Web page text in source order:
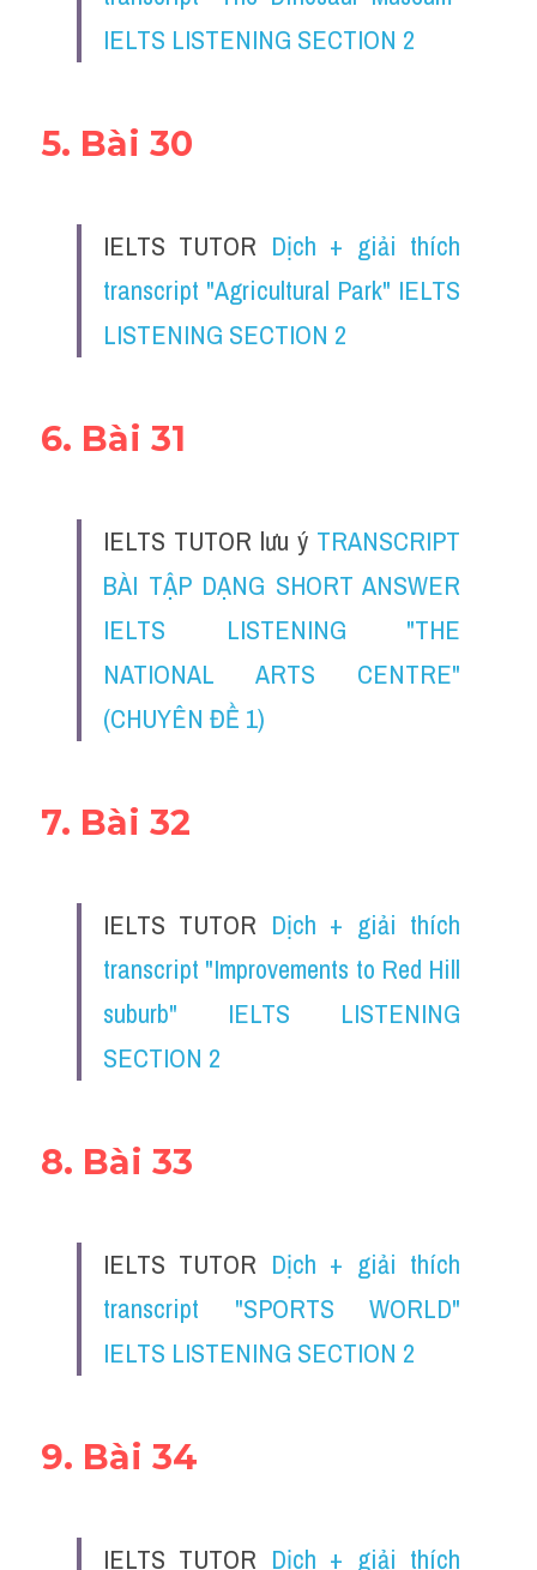
IELTS LISTENING SECTION 2
5. Bài 30
IELTS TUTOR Dịch + giải thích
transcript "Agricultural Park" IELTS
LISTENING SECTION 2
6. Bài 31
IELTS TUTOR lưu ý TRANSCRIPT
BÀI TẬP DẠNG SHORT ANSWER
IELTS LISTENING "THE
NATIONAL ARTS CENTRE"
(CHUYÊN ĐỀ 1)
7. Bài 32
IELTS TUTOR Dịch + giải thích
transcript "Improvements to Red Hill
suburb" IELTS LISTENING
SECTION 2
8. Bài 33
IELTS TUTOR Dịch + giải thích
transcript "SPORTS WORLD"
IELTS LISTENING SECTION 2
9. Bài 34
IELTS TUTOR Dịch + giải thích